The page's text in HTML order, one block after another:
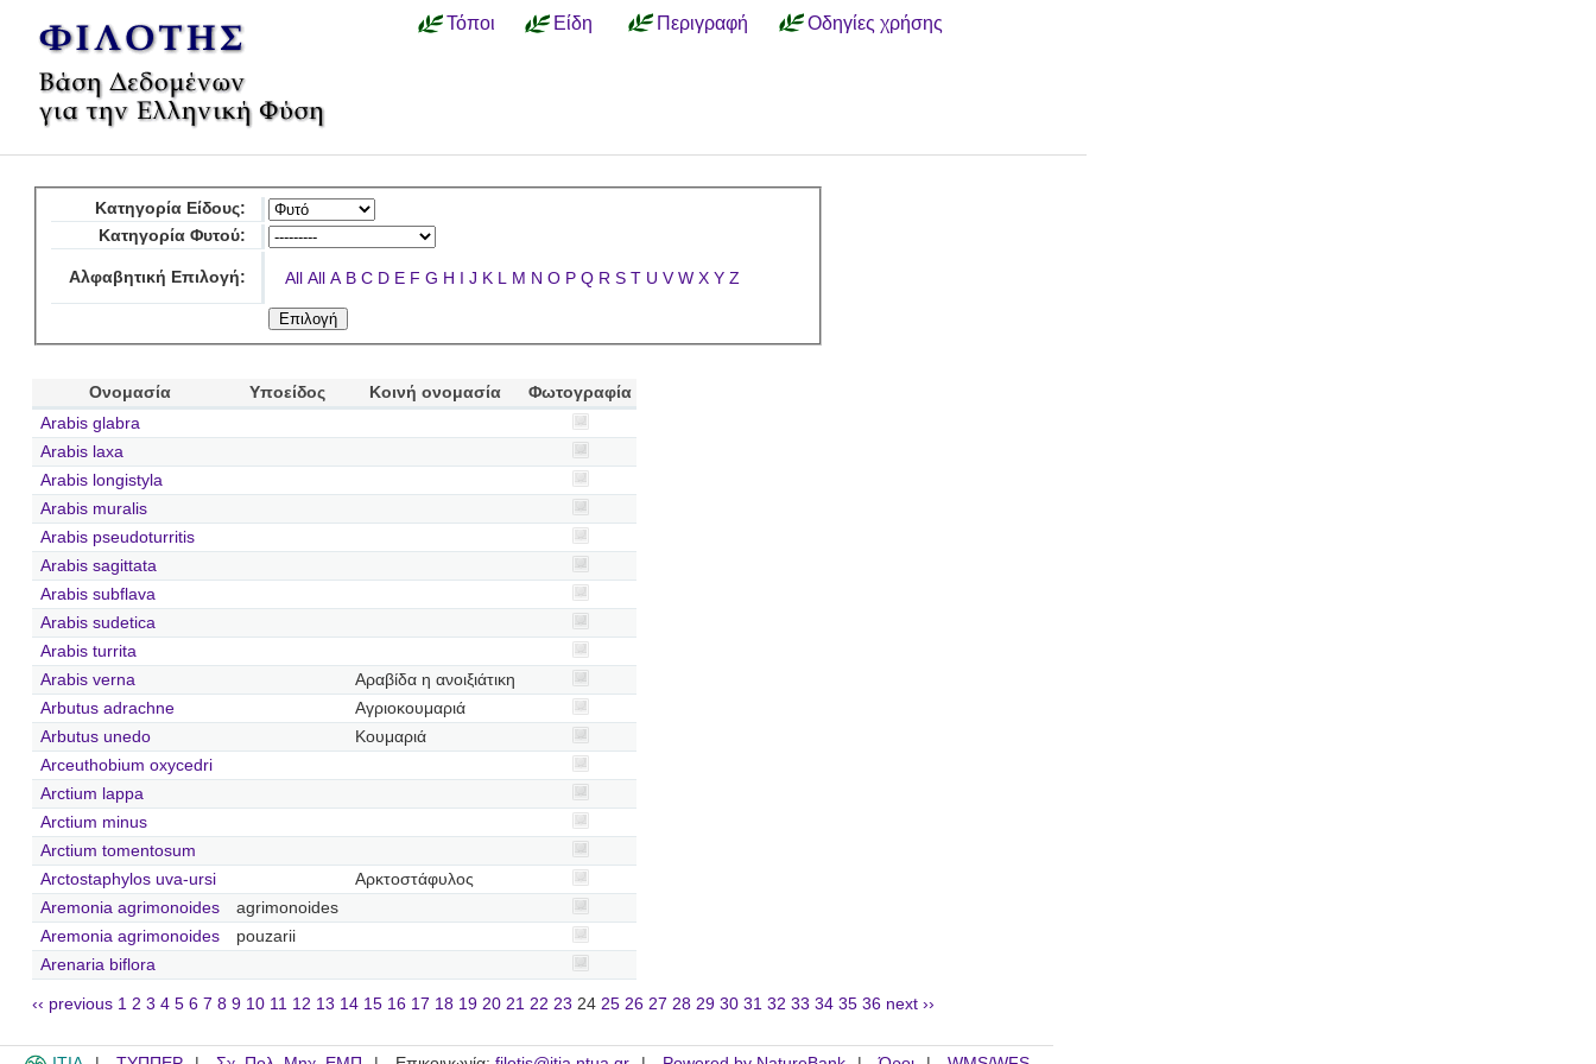
Τόποι Είδη Περιγραφή Οδηγίες χρήσης
Κατηγορία Είδους:
Κατηγορία Φυτού:
Αλφαβητική Επιλογή: All All A B C D E F G H I J K L M N O P Q R S T U V W X Y Z
Ονομασία Υποείδος Κοινή ονομασία
Φωτογραφία
Arabis glabra
Arabis laxa
Arabis longistyla
Arabis muralis
Arabis pseudoturritis
Arabis sagittata
Arabis subflava
Arabis sudetica
Arabis turrita
Arabis verna
Αραβίδα η ανοιξιάτικη
Arbutus adrachne
Αγριοκουμαριά
Arbutus unedo
Κουμαριά
Arceuthobium oxycedri
Arctium lappa
Arctium minus
Arctium tomentosum
Arctostaphylos uva-ursi
Αρκτοστάφυλος
Aremonia agrimonoides
agrimonoides
Aremonia agrimonoides
pouzarii
Arenaria biflora
‹‹ previous 1 2 3 4 5 6 7 8 9 10 11 12 13 14 15 16 17 18 19 20 21 22 23 24 25 26 27 28 29 30 31 32 33 34 35 36 next ››